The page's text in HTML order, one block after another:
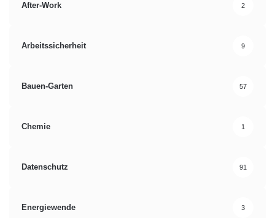
After-Work 2
Arbeitssicherheit 9
Bauen-Garten 57
Chemie 1
Datenschutz 91
Energiewende 3